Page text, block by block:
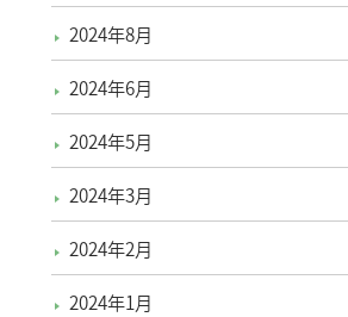
2024年8月
2024年6月
2024年5月
2024年3月
2024年2月
2024年1月